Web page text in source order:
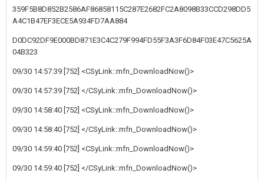
359F5B8D852B2586AF86858115C287E2682FC2A8098B33CCD298DD5
A4C1B47EF3ECE5A934FD7AA884
D0DC92DF9E000BD871E3C4C279F994FD55F3A3F6D84F03E47C5625A
04B323
09/30 14:57:39 [752] <CSyLink::mfn_DownloadNow()>
09/30 14:57:39 [752] </CSyLink::mfn_DownloadNow()>
09/30 14:58:40 [752] <CSyLink::mfn_DownloadNow()>
09/30 14:58:40 [752] </CSyLink::mfn_DownloadNow()>
09/30 14:59:40 [752] <CSyLink::mfn_DownloadNow()>
09/30 14:59:40 [752] </CSyLink::mfn_DownloadNow()>